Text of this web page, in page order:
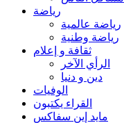
رياضة
رياضة عالمية
رياضة وطنية
ثقافة و إعلام
الرأي الآخر
دين و دنيا
الوفيات
القراء يكتبون
مايد إين سفاكس